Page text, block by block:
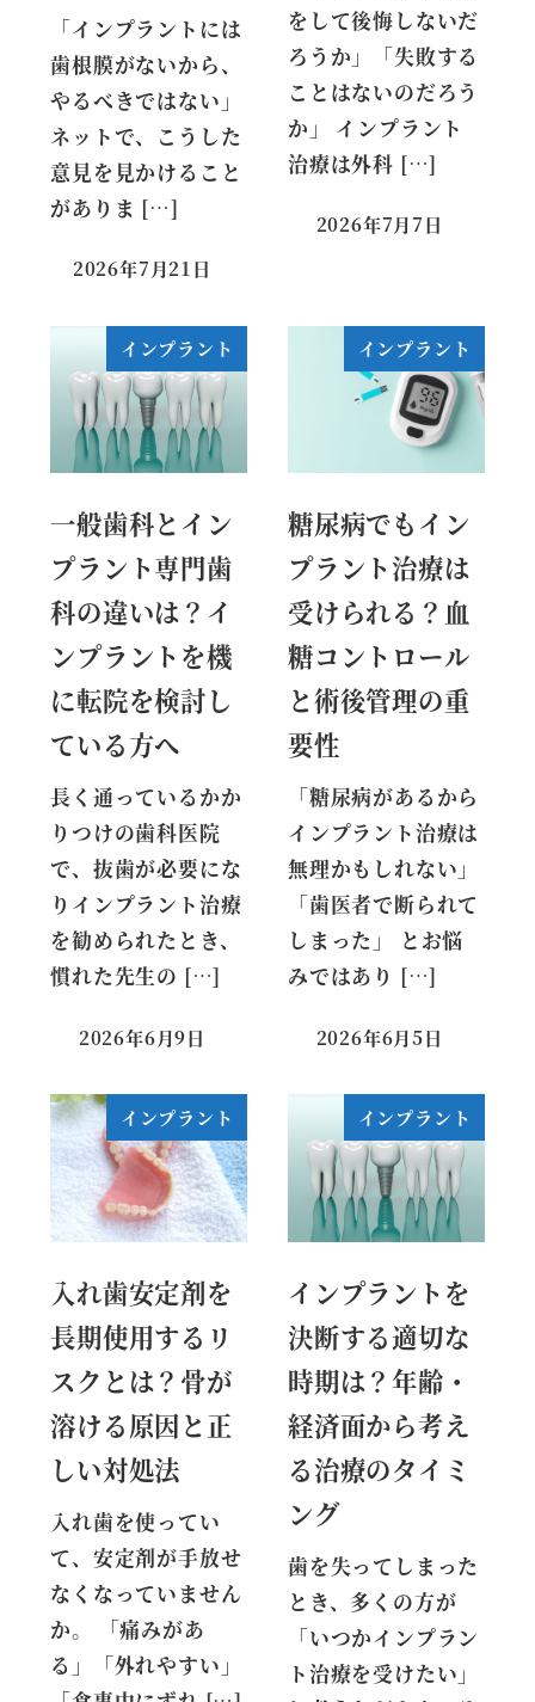
「インプラントには
歯根膜がないから、
やるべきではない」
ネットで、こうした
意見を見かけること
がありま […]
2026年7月21日
をして後悔しないだ
ろうか」「失敗する
ことはないのだろう
か」 インプラント
治療は外科 […]
2026年7月7日
インプラント
一般歯科とイン
プラント専門歯
科の違いは？イ
ンプラントを機
に転院を検討し
ている方へ
長く通っているかか
りつけの歯科医院
で、抜歯が必要にな
りインプラント治療
を勧められたとき、
慣れた先生の […]
2026年6月9日
インプラント
糖尿病でもイン
プラント治療は
受けられる？血
糖コントロール
と術後管理の重
要性
「糖尿病があるから
インプラント治療は
無理かもしれない」
「歯医者で断られて
しまった」 とお悩
みではあり […]
2026年6月5日
インプラント
入れ歯安定剤を
長期使用するリ
スクとは？骨が
溶ける原因と正
しい対処法
入れ歯を使ってい
て、安定剤が手放せ
なくなっていません
か。 「痛みがあ
る」「外れやすい」
インプラント
インプラントを
決断する適切な
時期は？年齢・
経済面から考え
る治療のタイミ
ング
歯を失ってしまった
とき、多くの方が
「いつかインプラン
ト治療を受けたい」